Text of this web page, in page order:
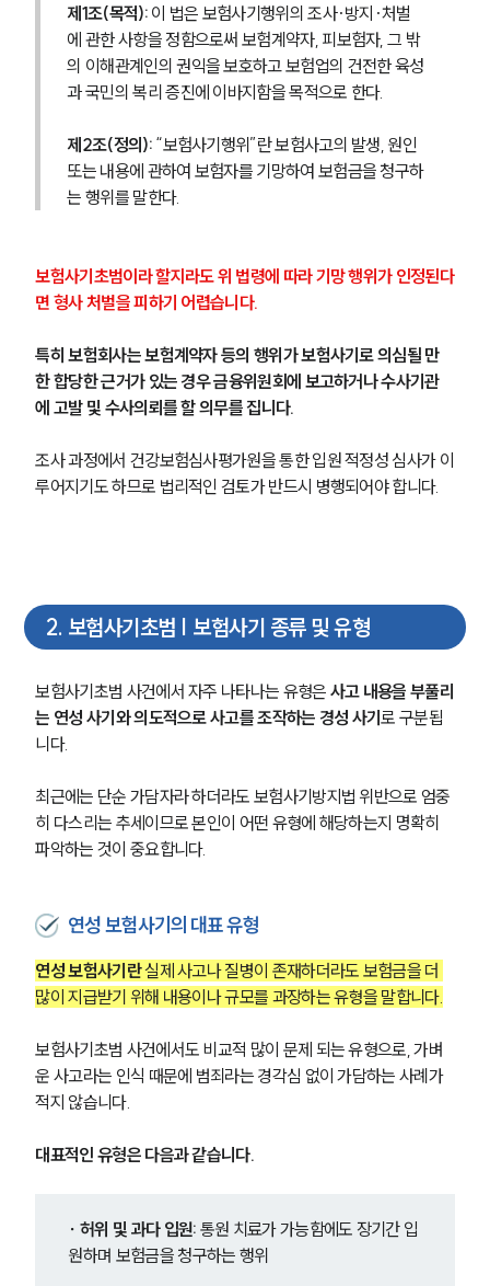
제1조(목적): 이 법은 보험사기행위의 조사·방지·처벌
에 관한 사항을 정함으로써 보험계약자, 피보험자, 그 밖
의 이해관계인의 권익을 보호하고 보험업의 건전한 육성
과 국민의 복리 증진에 이바지함을 목적으로 한다.
제2조(정의): “보험사기행위”란 보험사고의 발생, 원인
또는 내용에 관하여 보험자를 기망하여 보험금을 청구하
는 행위를 말한다.
보험사기초범이라 할지라도 위 법령에 따라 기망 행위가 인정된다
면 형사 처벌을 피하기 어렵습니다.
특히 보험회사는 보험계약자 등의 행위가 보험사기로 의심될 만
한 합당한 근거가 있는 경우 금융위원회에 보고하거나 수사기관
에 고발 및 수사의뢰를 할 의무를 집니다.
조사 과정에서 건강보험심사평가원을 통한 입원 적정성 심사가 이
루어지기도 하므로 법리적인 검토가 반드시 병행되어야 합니다.
2. 보험사기초범 | 보험사기 종류 및 유형
보험사기초범 사건에서 자주 나타나는 유형은 사고 내용을 부풀리
는 연성 사기와 의도적으로 사고를 조작하는 경성 사기로 구분됩
니다.
최근에는 단순 가담자라 하더라도 보험사기방지법 위반으로 엄중
히 다스리는 추세이므로 본인이 어떤 유형에 해당하는지 명확히
파악하는 것이 중요합니다.
연성 보험사기의 대표 유형
연성 보험사기란 실제 사고나 질병이 존재하더라도 보험금을 더
많이 지급받기 위해 내용이나 규모를 과장하는 유형을 말합니다.
보험사기초범 사건에서도 비교적 많이 문제 되는 유형으로, 가벼
운 사고라는 인식 때문에 범죄라는 경각심 없이 가담하는 사례가
적지 않습니다.
대표적인 유형은 다음과 같습니다.
∙ 허위 및 과다 입원: 통원 치료가 가능함에도 장기간 입
원하며 보험금을 청구하는 행위